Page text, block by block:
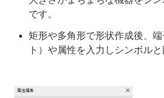
です。
矩形や多角形で形状作成後、
ト）や属性を入力しシンボルと